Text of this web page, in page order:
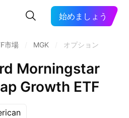
始めましょう
市場 MGK オプション
Morningstar
Growth ETF